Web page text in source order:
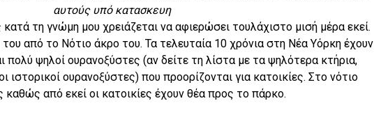
αυτούς υπό κατασκευη
κατά τη γνώμη μου χρειάζεται να αφιερώσει τουλάχιστο μισή μέρα εκεί.
από το Νότιο άκρο του. Τα τελευταία 10 χρόνια στη Νέα Υόρκη έχουν
πολύ ψηλοί ουρανοξύστες (αν δείτε τη λίστα με τα ψηλότερα κτήρια,
ιστορικοί ουρανοξύστες) που προορίζονται για κατοικίες. Στο νότιο
καθώς από εκεί οι κατοικίες έχουν θέα προς το πάρκο.